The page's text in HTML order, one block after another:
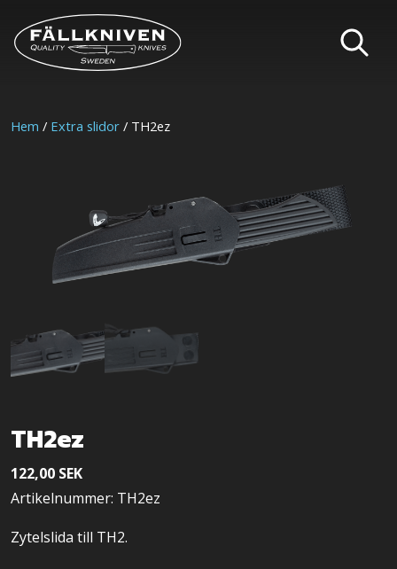
Hem / Extra slidor / TH2ez
TH2ez
122,00 SEK
Artikelnummer: TH2ez
Zytelslida till TH2.